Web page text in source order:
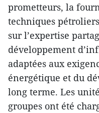
prometteurs, la
techniques
sur l’expertise
développement
adaptées aux
énergétique et du
long terme. Les
groupes ont été